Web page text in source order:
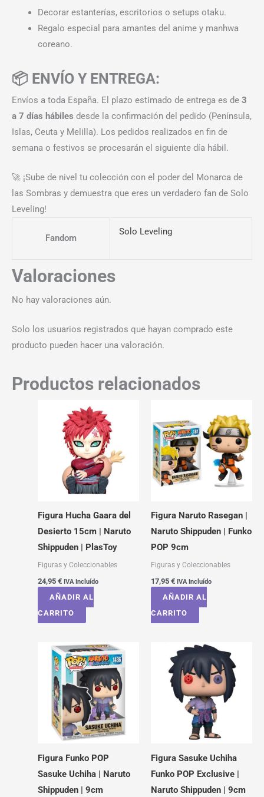
Decorar estanterías, escritorios o setups otaku.
Regalo especial para amantes del anime y manhwa
coreano.
📦 ENVÍO Y ENTREGA:
Envíos a toda España. El plazo estimado de entrega es de 3
a 7 días hábiles desde la confirmación del pedido (Península,
Islas, Ceuta y Melilla). Los pedidos realizados en fin de
semana o festivos se procesarán el siguiente día hábil.
🚀 ¡Sube de nivel tu colección con el poder del Monarca de
las Sombras y demuestra que eres un verdadero fan de Solo
Leveling!
Fandom
Solo Leveling
Valoraciones
No hay valoraciones aún.
Solo los usuarios registrados que hayan comprado este
producto pueden hacer una valoración.
Productos relacionados
Figura Hucha Gaara del
Desierto 15cm | Naruto
Shippuden | PlasToy
Figuras y Coleccionables
24,95 € IVA Incluído
AÑADIR AL
CARRITO
Figura Naruto Rasegan |
Naruto Shippuden | Funko
POP 9cm
Figuras y Coleccionables
17,95 € IVA Incluído
AÑADIR AL
CARRITO
Figura Funko POP
Sasuke Uchiha | Naruto
Shippuden | 9cm
Figura Sasuke Uchiha
Funko POP Exclusive |
Naruto Shippuden | 9cm